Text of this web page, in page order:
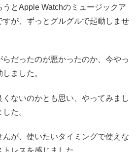
とApple Watchのミュージックア
すが、ずっとグルグルで起動しませ
だったのが悪かったのか、今やっ
ました。
くないのかとも思い、やってみまし
た。
が、使いたいタイミングで使えな
レスを感じました。